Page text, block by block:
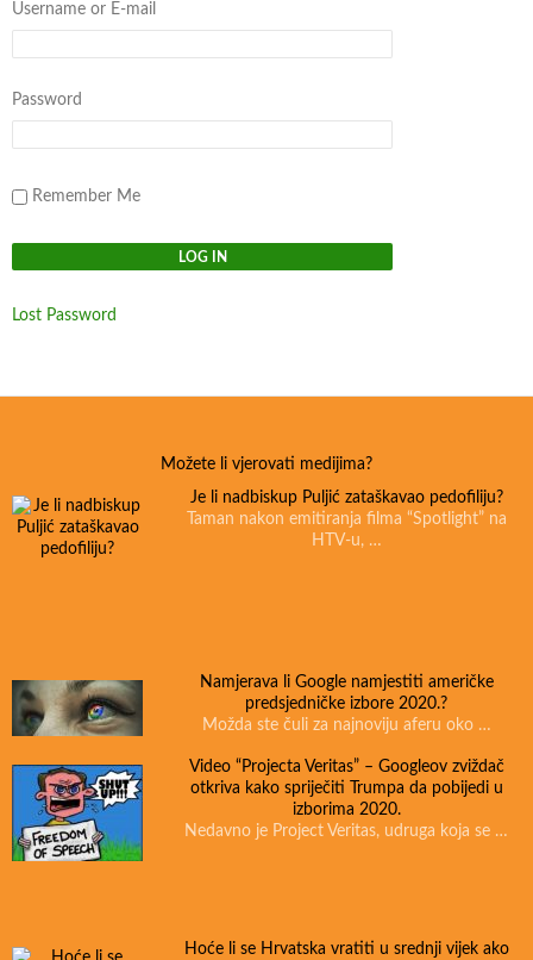
Username or E-mail
Password
Remember Me
Lost Password
Možete li vjerovati medijima?
Je li nadbiskup Puljić zataškavao pedofiliju?
Taman nakon emitiranja filma “Spotlight” na
HTV-u, …
Namjerava li Google namjestiti američke
predsjedničke izbore 2020.?
Možda ste čuli za najnoviju aferu oko …
Video “Projecta Veritas” – Googleov zviždač
otkriva kako spriječiti Trumpa da pobijedi u
izborima 2020.
Nedavno je Project Veritas, udruga koja se …
Hoće li se Hrvatska vratiti u srednji vijek ako